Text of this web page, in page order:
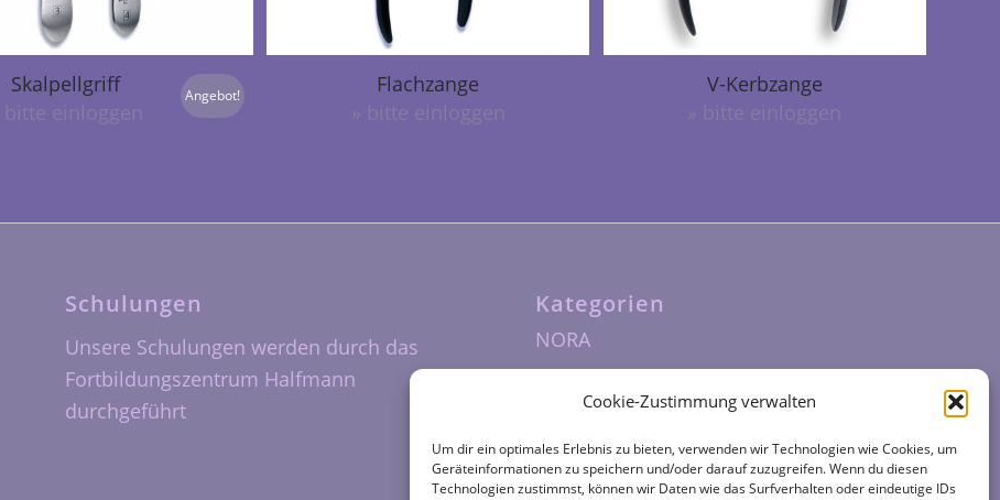
Cookie-Zustimmung verwalten
Um dir ein optimales Erlebnis zu bieten, verwenden wir Technologien wie Cookies, um
Geräteinformationen zu speichern und/oder darauf zuzugreifen. Wenn du diesen
Technologien zustimmst, können wir Daten wie das Surfverhalten oder eindeutige IDs
Skalpellgriff
» bitte einloggen
Angebot!
Flachzange
» bitte einloggen
V-Kerbzange
» bitte einloggen
Schulungen
Unsere Schulungen werden durch das
Fortbildungszentrum Halfmann
durchgeführt
Kategorien
NORA